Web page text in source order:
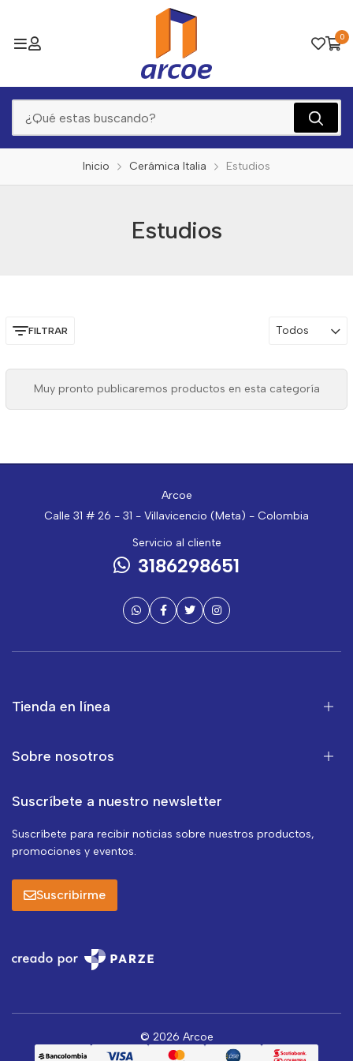
0
Inicio Cerámica Italia Estudios
Estudios
FILTRAR Todos
Muy pronto publicaremos productos en esta categoría
Arcoe
Calle 31 # 26 - 31 - Villavicencio (Meta) - Colombia
Servicio al cliente
3186298651
Tienda en línea
Sobre nosotros
Suscríbete a nuestro newsletter
Suscríbete para recibir noticias sobre nuestros productos,
promociones y eventos.
Suscribirme
© 2026 Arcoe